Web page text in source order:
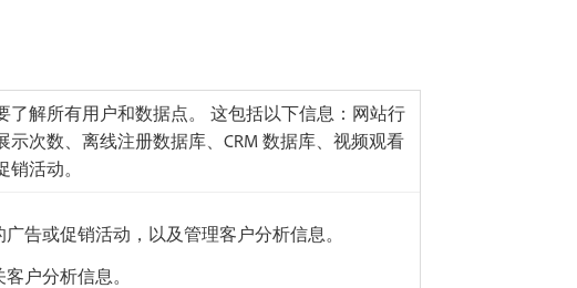
了解所有用户和数据点。 这包括以下信息：网站行
示次数、离线注册数据库、CRM 数据库、视频观看
活动。
告或促销活动，以及管理客户分析信息。
户分析信息。